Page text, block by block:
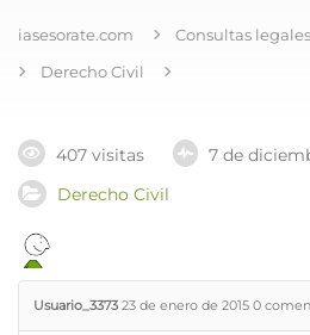
iasesorate.com
Consultas
Derecho Civil
407 visitas
7 de
Derecho Civil
Usuario_3373 23 de enero de 2015 0